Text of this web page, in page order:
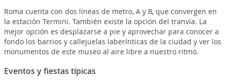
Roma cuenta con dos líneas de metro, A y B, que convergen en
la estación Termini. También existe la opción del tranvía. La
mejor opción es desplazarse a pie y aprovechar para conocer a
fondo los barrios y callejuelas laberínticas de la ciudad y ver los
monumentos de este museo al aire libre a nuestro ritmo.
Eventos y fiestas típicas